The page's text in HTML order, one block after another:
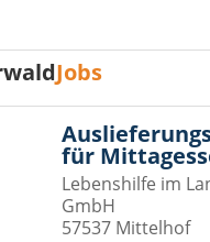
Jobs
für
Lebenshilfe im
GmbH
57537 Mittelhof